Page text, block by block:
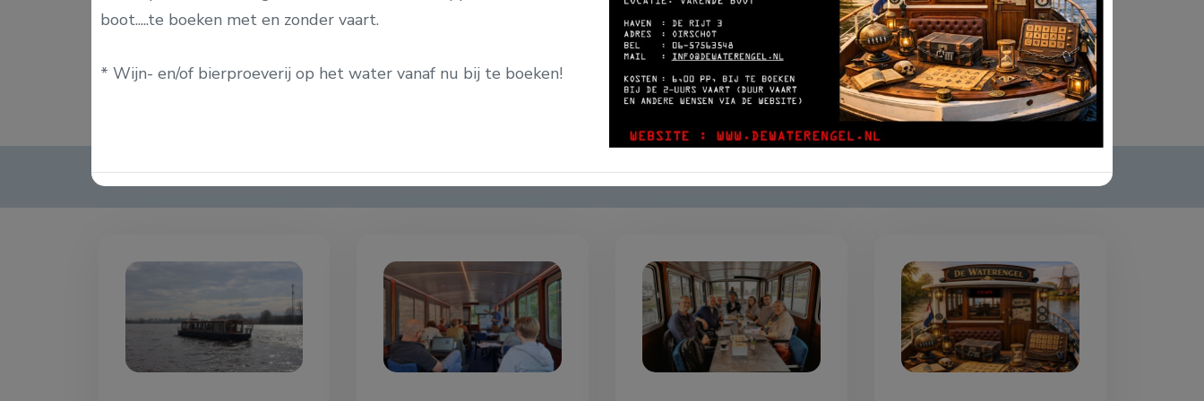
In twee groepen afwisselen varen/rondleiding Oirschot
Ook interessant:
boot.....te boeken met en zonder vaart.
* Wijn- en/of bierproeverij op het water vanaf nu bij te boeken!